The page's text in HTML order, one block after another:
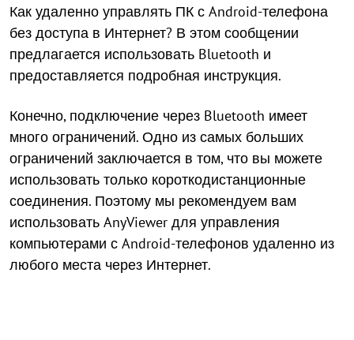
Как удаленно управлять ПК с Android-телефона
без доступа в Интернет? В этом сообщении
предлагается использовать Bluetooth и
предоставляется подробная инструкция.
Конечно, подключение через Bluetooth имеет
много ограничений. Одно из самых больших
ограничений заключается в том, что вы можете
использовать только короткодистанционные
соединения. Поэтому мы рекомендуем вам
использовать AnyViewer для управления
компьютерами с Android-телефонов удаленно из
любого места через Интернет.